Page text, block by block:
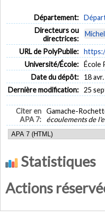
Département:
Directeurs ou
directrices:
URL de PolyPublie:
Université/École: École
Date du dépôt:
18
Dernière modification: 25
Citer en
APA 7:
Gamache-
écoulements de
Statistiques
Actions